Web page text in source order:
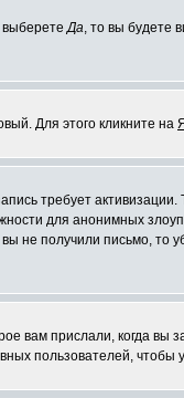
выберетеДа, то вы будете
Для этого кликните на
требует
для анонимных
не получили письмо,
вам прислали, когда
пользователей,